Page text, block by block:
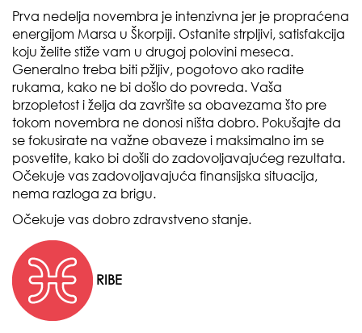
Prva nedelja novembra je intenzivna jer je propraćena
energijom Marsa u Škorpiji. Ostanite strpljivi, satisfakcija
koju želite stiže vam u drugoj polovini meseca.
Generalno treba biti pžljiv, pogotovo ako radite
rukama, kako ne bi došlo do povreda. Vaša
brzopletost i želja da završite sa obavezama što pre
tokom novembra ne donosi ništa dobro. Pokušajte da
se fokusirate na važne obaveze i maksimalno im se
posvetite, kako bi došli do zadovoljavajućeg rezultata.
Očekuje vas zadovoljavajuća finansijska situacija,
nema razloga za brigu.
Očekuje vas dobro zdravstveno stanje.
RIBE